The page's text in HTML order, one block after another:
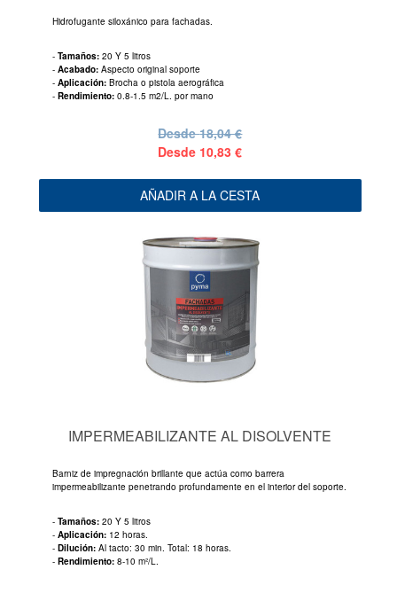
Hidrofugante siloxánico para fachadas.
- Tamaños: 20 Y 5 litros
- Acabado: Aspecto original soporte
- Aplicación: Brocha o pistola aerográfica
- Rendimiento: 0.8-1.5 m2/L. por mano
Desde18,04 €
Desde 10,83 €
AÑADIR A LA CESTA
IMPERMEABILIZANTE AL DISOLVENTE
Barniz de impregnación brillante que actúa como barrera
impermeabilizante penetrando profundamente en el interior del soporte.
- Tamaños: 20 Y 5 litros
- Aplicación: 12 horas.
- Dilución: Al tacto: 30 min. Total: 18 horas.
- Rendimiento: 8-10 m²/L.